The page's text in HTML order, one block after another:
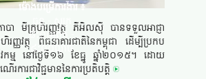
ាបា មីក្រូ​ហិរញ្ញ​វត្ថុ ភី​អិល​ស៊ី បាន​ទទួល​អាជ្ញា​
រញ្ញ​វត្ថុ ពី​ធនា​គារ​ជាតិ​នៃ​កម្ពុជា ដើម្បី​​ប្រកប​
វ​កម្ម នៅ​ថ្ងៃ​ទី១៦ ខែ​ធ្នូ ឆ្នាំ​២០១៥​។ ដោយ​
ារ​ជា​វិជ្ជ​មាន​នៃ​ការ​ប្រតិ​បត្តិ
ម៉ោងបម្រើការងារ ៖
ចន្ទ - សុក្រ
៨:០០ព្រឹក -
៤:០០ល្ងាច